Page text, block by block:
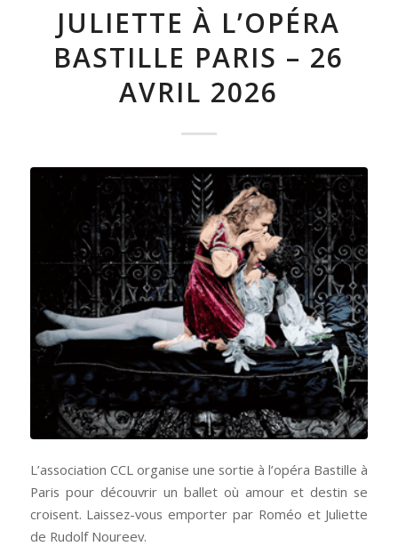
JULIETTE À L’OPÉRA
BASTILLE PARIS – 26
AVRIL 2026
L’association CCL organise une sortie à l’opéra Bastille à
Paris pour découvrir un ballet où amour et destin se
croisent. Laissez-vous emporter par Roméo et Juliette
de Rudolf Noureev.